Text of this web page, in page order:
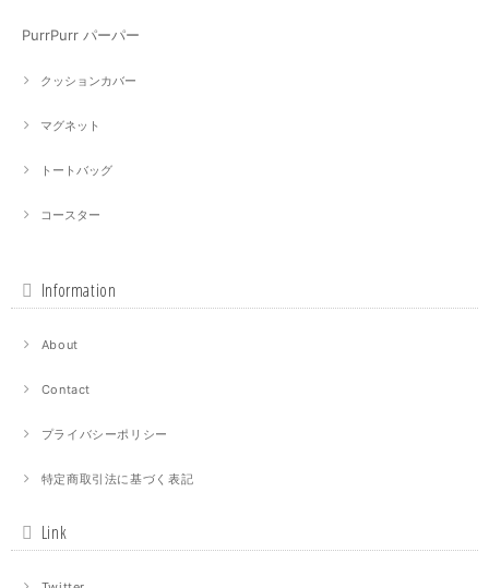
PurrPurr パーパー
クッションカバー
マグネット
トートバッグ
コースター
Information
About
Contact
プライバシーポリシー
特定商取引法に基づく表記
Link